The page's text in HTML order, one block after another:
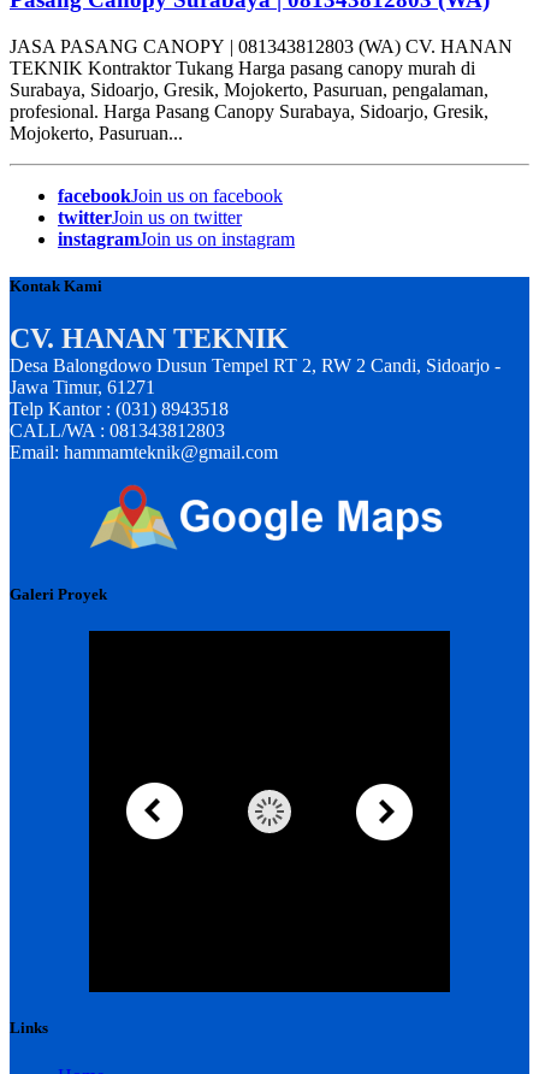
JASA PASANG CANOPY | 081343812803 (WA) CV. HANAN
TEKNIK Kontraktor Tukang Harga pasang canopy murah di
Surabaya, Sidoarjo, Gresik, Mojokerto, Pasuruan, pengalaman,
profesional. Harga Pasang Canopy Surabaya, Sidoarjo, Gresik,
Mojokerto, Pasuruan...
facebookJoin us on facebook
twitterJoin us on twitter
instagramJoin us on instagram
Kontak Kami
CV. HANAN TEKNIK
Desa Balongdowo Dusun Tempel RT 2, RW 2 Candi, Sidoarjo -
Jawa Timur, 61271
Telp Kantor : (031) 8943518
CALL/WA : 081343812803
Email: hammamteknik@gmail.com
Galeri Proyek
Links